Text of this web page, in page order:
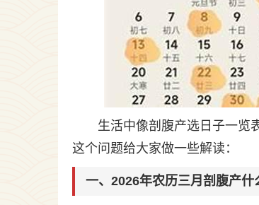
生活中像剖腹产选日子一览
这个问题给大家做一些解读：
一、2026年农历三月剖腹产什